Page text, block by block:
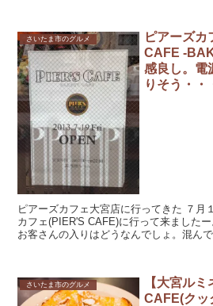
さいたま市のグルメ
ピアーズカ
CAFE -
感良し。電
りそう・・
ピアーズカフェ大宮店に行ってきた ７月
カフェ(PIER'S CAFE)に行って来ました
お客さんの入りはどうなんでしょ。混ん
さいたま市のグルメ
【大宮ル
CAFE(クッ